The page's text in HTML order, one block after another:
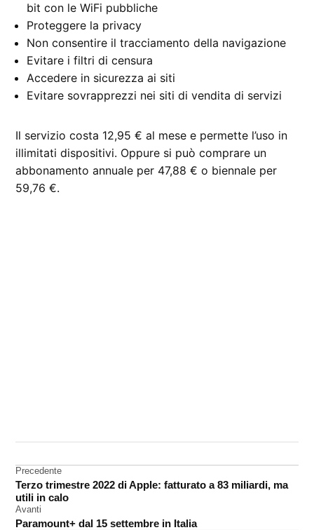
bit con le WiFi pubbliche
Proteggere la privacy
Non consentire il tracciamento della navigazione
Evitare i filtri di censura
Accedere in sicurezza ai siti
Evitare sovrapprezzi nei siti di vendita di servizi
Il servizio costa 12,95 € al mese e permette l’uso in
illimitati dispositivi. Oppure si può comprare un
abbonamento annuale per 47,88 € o biennale per
59,76 €.
VPN
Navigazione
articoli
Precedente
Terzo trimestre 2022 di Apple: fatturato a 83 miliardi, ma
utili in calo
Avanti
Paramount+ dal 15 settembre in Italia